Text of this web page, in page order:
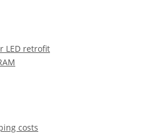
LED retrofit
costs